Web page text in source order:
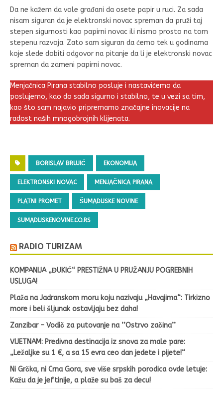
Da ne kažem da vole građani da osete papir u ruci. Za sada
nisam siguran da je elektronski novac spreman da pruži taj
stepen sigurnosti kao papirni novac ili nismo prosto na tom
stepenu razvoja. Zato sam siguran da ćemo tek u godinama
koje slede dobiti odgovor na pitanje da li je elektronski novac
spreman da zameni papirni novac.
Menjačnica Pirana stabilno posluje i nastavićemo da
poslujemo, kao do sada sigurno i stabilno, te u vezi sa tim,
kao što sam najavio pripremamo značajne inovacije na
radost naših mnogobrojnih klijenata.
BORISLAV BRUJIĆ EKONOMIJA
ELEKTRONSKI NOVAC MENJAČNICA PIRANA
PLATNI PROMET ŠUMADIJSKE NOVINE
SUMADIJSKENOVINE.CO.RS
RADIO TURIZAM
KOMPANIJA „ĐUKIĆ“ PRESTIŽNA U PRUŽANJU POGREBNIH
USLUGA!
Plaža na Jadranskom moru koju nazivaju „Havajima“: Tirkizno
more i beli šljunak ostavljaju bez daha!
Zanzibar – Vodič za putovanje na ’’Ostrvo začina’’
VIJETNAM: Predivna destinacija iz snova za male pare:
„Ležaljke su 1 €, a sa 15 evra ceo dan jedete i pijete!“
Ni Grčka, ni Crna Gora, sve više srpskih porodica ovde letuje:
Kažu da je jeftinije, a plaže su baš za decu!